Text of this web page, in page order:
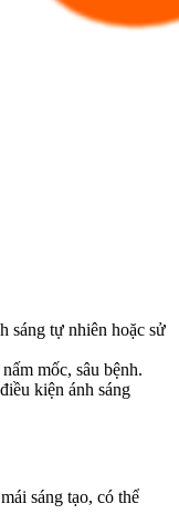
sáng tự nhiên hoặc sử
mốc, sâu bệnh.
kiện ánh sáng
sáng tạo, có thể